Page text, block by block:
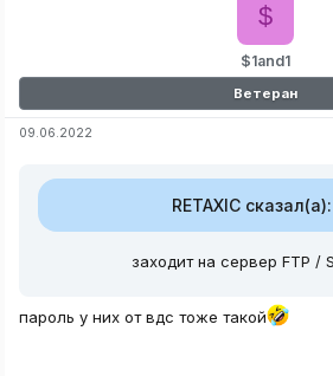
$1and1
$
Ветеран
09.06.2022
RETAXIC сказал(а):
заходит на сервер FTP /
пароль у них от вдс тоже такой